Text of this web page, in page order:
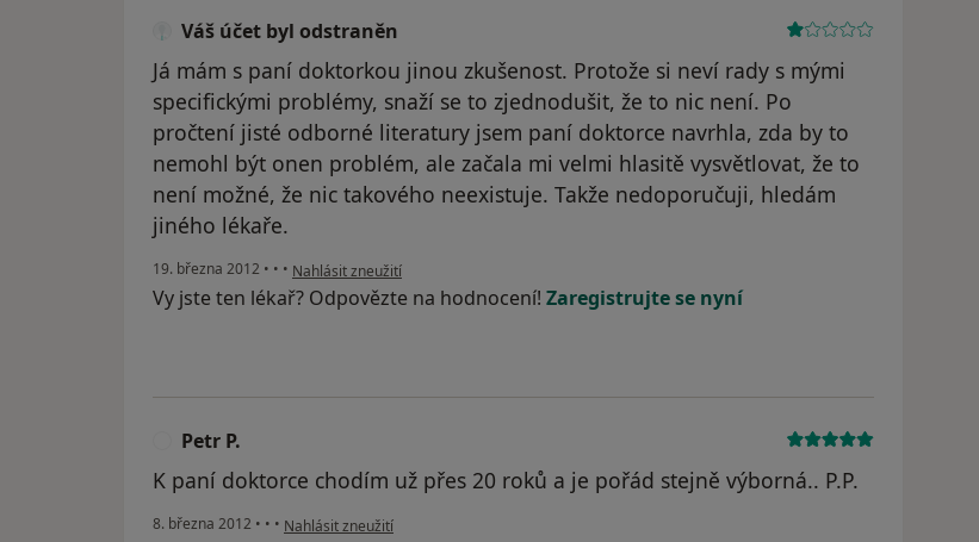
Váš účet byl odstraněn
Já mám s paní doktorkou jinou zkušenost. Protože si neví rady s mými
specifickými problémy, snaží se to zjednodušit, že to nic není. Po
pročtení jisté odborné literatury jsem paní doktorce navrhla, zda by to
nemohl být onen problém, ale začala mi velmi hlasitě vysvětlovat, že to
není možné, že nic takového neexistuje. Takže nedoporučuji, hledám
jiného lékaře.
19. března 2012 • • • podle názoru uživatele Váš účet byl odstraněn
Nahlásit zneužití
Vy jste ten lékař? Odpovězte na hodnocení! Zaregistrujte se nyní
Petr P.
K paní doktorce chodím už přes 20 roků a je pořád stejně výborná.. P.P.
8. března 2012 • • • podle názoru uživatele Petr P.
Nahlásit zneužití